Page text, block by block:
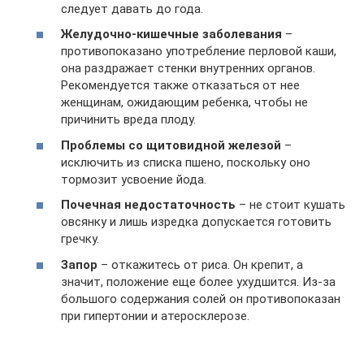
следует давать до года.
Желудочно-кишечные заболевания –
противопоказано употребление перловой каши,
она раздражает стенки внутренних органов.
Рекомендуется также отказаться от нее
женщинам, ожидающим ребенка, чтобы не
причинить вреда плоду.
Проблемы со щитовидной железой –
исключить из списка пшено, поскольку оно
тормозит усвоение йода.
Почечная недостаточность – не стоит кушать
овсянку и лишь изредка допускается готовить
гречку.
Запор – откажитесь от риса. Он крепит, а
значит, положение еще более ухудшится. Из-за
большого содержания солей он противопоказан
при гипертонии и атеросклерозе.